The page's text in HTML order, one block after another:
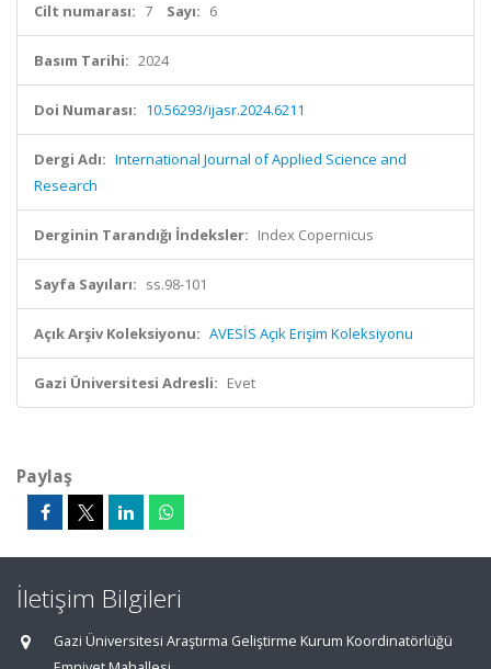
Cilt numarası: 7 Sayı: 6
Basım Tarihi: 2024
Doi Numarası: 10.56293/ijasr.2024.6211
Dergi Adı: International Journal of Applied Science and
Research
Derginin Tarandığı İndeksler: Index Copernicus
Sayfa Sayıları: ss.98-101
Açık Arşiv Koleksiyonu: AVESİS Açık Erişim Koleksiyonu
Gazi Üniversitesi Adresli: Evet
Paylaş
İletişim Bilgileri
Gazi Üniversitesi Araştırma Geliştirme Kurum Koordinatörlüğü